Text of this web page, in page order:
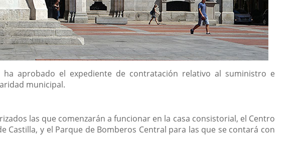
aprobado el expediente de contratación relativo al suministro e
municipal.
las que comenzarán a funcionar en la casa consistorial, el Centro
Castilla, y el Parque de Bomberos Central para las que se contará con